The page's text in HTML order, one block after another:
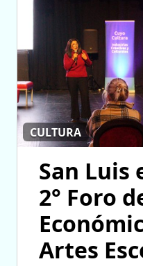
CULTURA
San Luis
2° Foro
Artes